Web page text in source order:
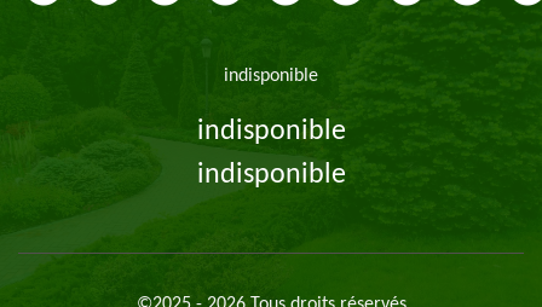
indisponible
indisponible
indisponible